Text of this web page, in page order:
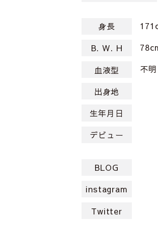
身長
B. W. H
血液型 不明
出身地
生年月日
デビュー
BLOG
instagram
Twitter